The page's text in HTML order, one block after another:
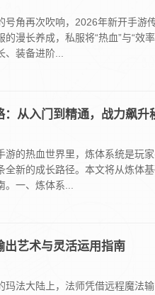
号角再次吹响，2026年新开手游
的漫长养成，私服将“热血”与“
装备进阶...
从入门到精通，战力飙升
游的热血世界里，炼体系统是玩
全新的成长路径。本文将从炼体
。一、炼体系...
艺术与灵活运用指南
玛法大陆上，法师凭借远程魔法